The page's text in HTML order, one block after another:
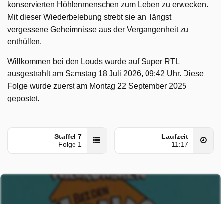
konservierten Höhlenmenschen zum Leben zu erwecken.
Mit dieser Wiederbelebung strebt sie an, längst
vergessene Geheimnisse aus der Vergangenheit zu
enthüllen.
Willkommen bei den Louds wurde auf Super RTL
ausgestrahlt am Samstag 18 Juli 2026, 09:42 Uhr. Diese
Folge wurde zuerst am Montag 22 September 2025
gepostet.
Staffel 7
Folge 1
Laufzeit
11:17